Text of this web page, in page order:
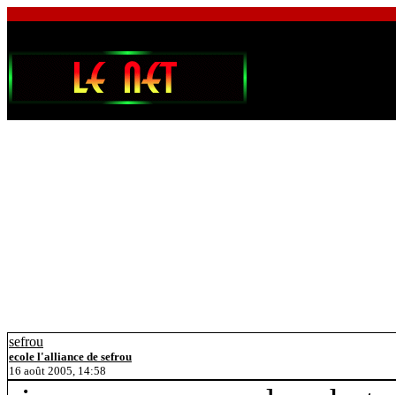
sefrou
ecole l'alliance de sefrou
16 août 2005, 14:58